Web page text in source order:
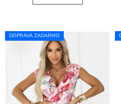
DOPRAVA ZADARMO